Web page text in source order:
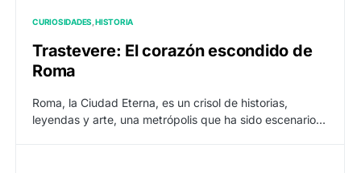
CURIOSIDADES HISTORIA
Trastevere: El corazón escondido de
Roma
Roma, la Ciudad Eterna, es un crisol de historias,
leyendas y arte, una metrópolis que ha sido escenario…